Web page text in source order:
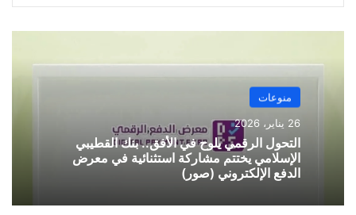
منوعات
26 يناير، 2026
التحول الرقمي يلوح في الأفق.. بنك القطيبي
الإسلامي يختتم مشاركة استثنائية في معرض
الدفع الإلكتروني (صور)